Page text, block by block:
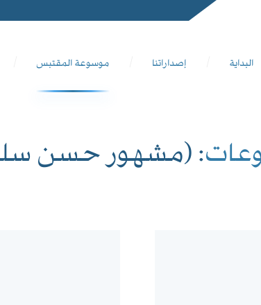
البداية إصداراتنا موسوعة المقتبس
: (مشهور حسن